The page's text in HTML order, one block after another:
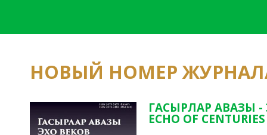
НОВЫЙ НОМЕР
ГАСЫРЛАР АВАЗЫ -
ECHO OF